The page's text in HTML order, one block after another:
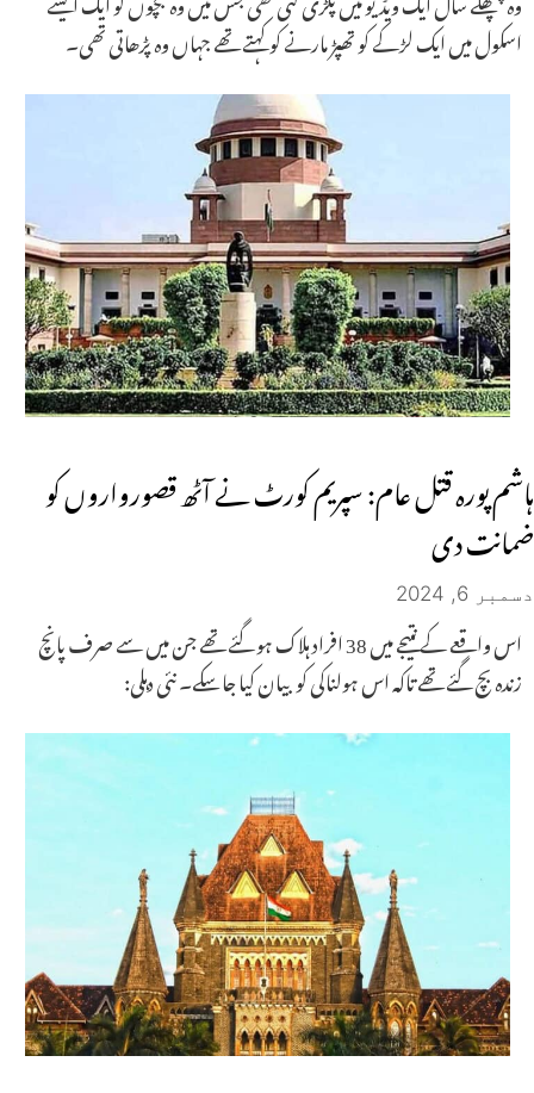
اسکول میں ایک لڑکے کو تھپڑ مارنے کو کہتے تھے جہاں وہ پڑھاتی تھی۔
ہاشم پورہ قتل عام: سپریم کورٹ نے آٹھ قصورواروں کو
ضمانت دی
دسمبر 6, 2024
اس واقعے کے نتیجے میں 38 افراد ہلاک ہو گئے تھے جن میں سے صرف پانچ
زندہ بچ گئے تھے تاکہ اس ہولناکی کو بیان کیا جا سکے۔ نئی دہلی: